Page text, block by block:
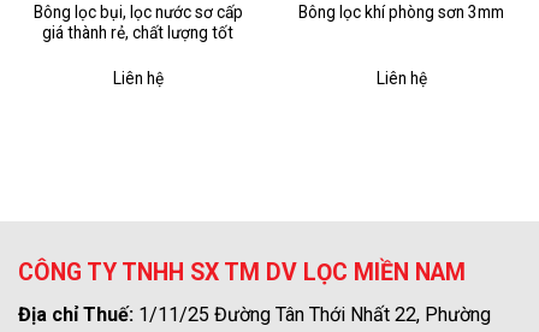
Bông lọc bụi, lọc nước sơ cấp
giá thành rẻ, chất lượng tốt
Liên hệ
Bông lọc khí phòng sơn 3mm
Liên hệ
CÔNG TY TNHH SX TM DV LỌC MIỀN NAM
Địa chỉ Thuế: 1/11/25 Đường Tân Thới Nhất 22, Phường